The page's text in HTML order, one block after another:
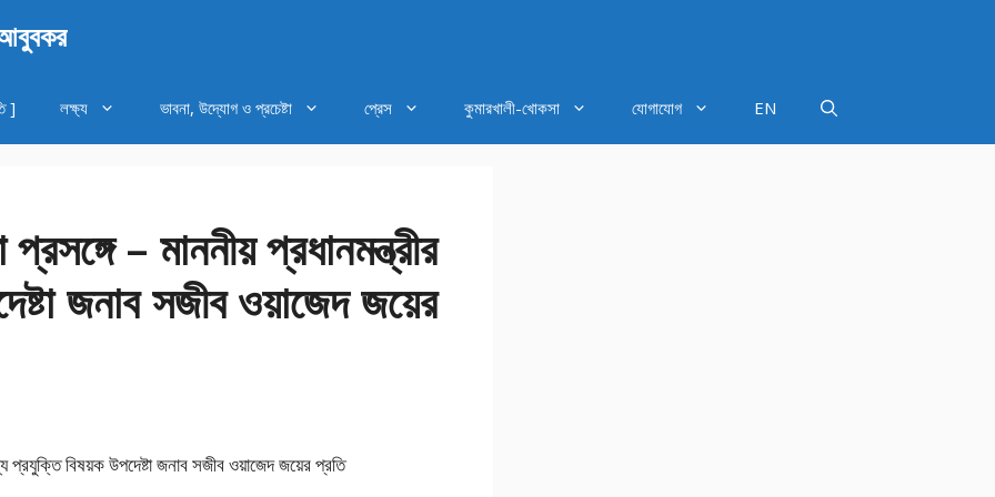
] লক্ষ্য ভাবনা, উদ্যোগ ও প্রচেষ্টা প্রেস কুমারখালী-খোকসা যোগাযোগ EN
প্রসঙ্গে – মাননীয় প্রধানমন্ত্রীর
জনাব সজীব ওয়াজেদ জয়ের
প্রযুক্তি বিষয়ক উপদেষ্টা জনাব সজীব ওয়াজেদ জয়ের প্রতি